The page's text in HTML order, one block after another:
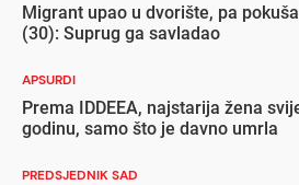
Migrant upao u dvorište, pa
(30): Suprug ga savladao
APSURDI
Prema IDDEEA, najstarija žena
godinu, samo što je davno umrla
PREDSJEDNIK SAD